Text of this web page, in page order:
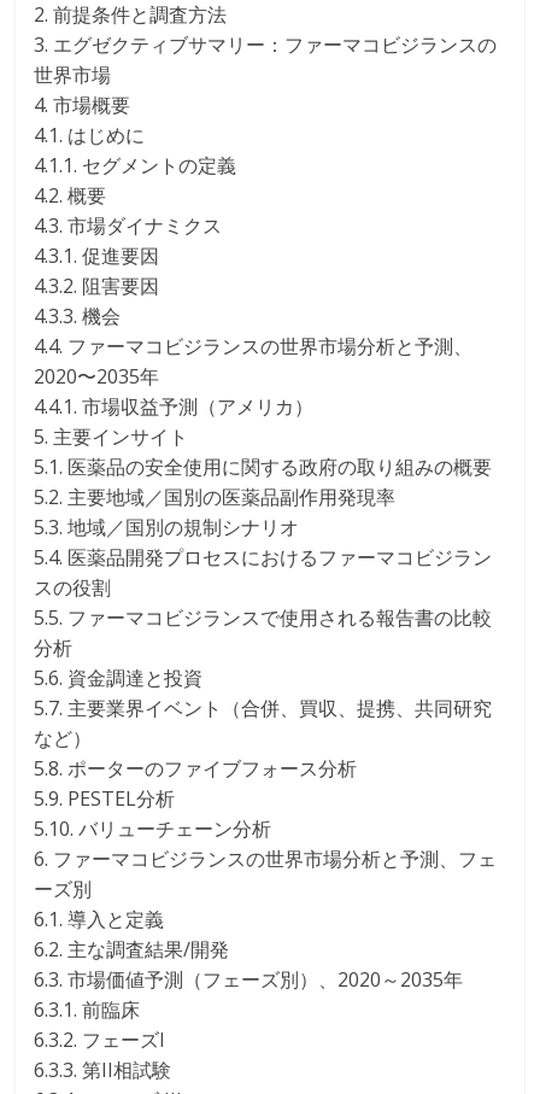
2. 前提条件と調査方法
3. エグゼクティブサマリー：ファーマコビジランスの
世界市場
4. 市場概要
4.1. はじめに
4.1.1. セグメントの定義
4.2. 概要
4.3. 市場ダイナミクス
4.3.1. 促進要因
4.3.2. 阻害要因
4.3.3. 機会
4.4. ファーマコビジランスの世界市場分析と予測、
2020〜2035年
4.4.1. 市場収益予測（アメリカ）
5. 主要インサイト
5.1. 医薬品の安全使用に関する政府の取り組みの概要
5.2. 主要地域／国別の医薬品副作用発現率
5.3. 地域／国別の規制シナリオ
5.4. 医薬品開発プロセスにおけるファーマコビジラン
スの役割
5.5. ファーマコビジランスで使用される報告書の比較
分析
5.6. 資金調達と投資
5.7. 主要業界イベント（合併、買収、提携、共同研究
など）
5.8. ポーターのファイブフォース分析
5.9. PESTEL分析
5.10. バリューチェーン分析
6. ファーマコビジランスの世界市場分析と予測、フェ
ーズ別
6.1. 導入と定義
6.2. 主な調査結果/開発
6.3. 市場価値予測（フェーズ別）、2020～2035年
6.3.1. 前臨床
6.3.2. フェーズI
6.3.3. 第II相試験